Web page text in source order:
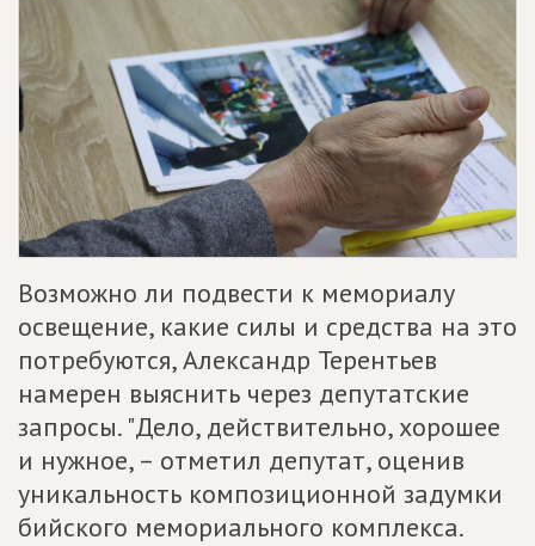
Возможно ли подвести к мемориалу
освещение, какие силы и средства на это
потребуются, Александр Терентьев
намерен выяснить через депутатские
запросы. "Дело, действительно, хорошее
и нужное, – отметил депутат, оценив
уникальность композиционной задумки
бийского мемориального комплекса.